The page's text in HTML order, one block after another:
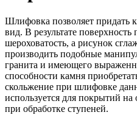
Шлифовка позволяет
вид. В результате
шероховатость, а рисунок
производить подобные
гранита и имеющего
способности камня
скольжение при шлифовке
используется для покрытий
при обработке ступеней.